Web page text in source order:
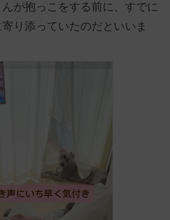
が抱っこをする前に、すでに
り添っていたのだといいま